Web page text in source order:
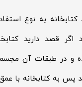
به نوع
اگر قصد دارید
و در طبقات آن
پس به کتابخانه با عمق